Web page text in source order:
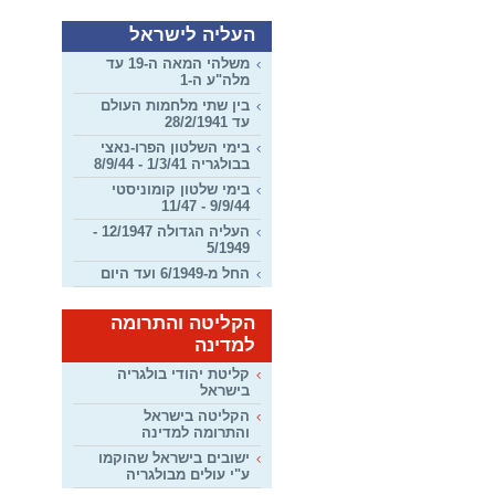
העליה לישראל
משלהי המאה ה-19 עד
מלה"ע ה-1
בין שתי מלחמות העולם
עד 28/2/1941
בימי השלטון הפרו-נאצי
בבולגריה 1/3/41 - 8/9/44
בימי שלטון קומוניסטי
9/9/44 - 11/47
העליה הגדולה 12/1947 -
5/1949
החל מ-6/1949 ועד היום
הקליטה והתרומה
למדינה
קליטת יהודי בולגריה
בישראל
הקליטה בישראל
והתרומה למדינה
ישובים בישראל שהוקמו
ע"י עולים מבולגריה